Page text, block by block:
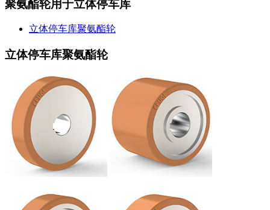
聚氨酯轮用于立体停车库
立体停车库聚氨酯轮
立体停车库聚氨酯轮